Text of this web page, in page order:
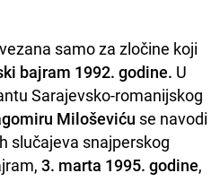
samo za zločine koji
bajram 1992. godine. U
Sarajevsko-romanijskog
Miloševiću se navodi
slučajeva snajperskog
3. marta 1995. godine,